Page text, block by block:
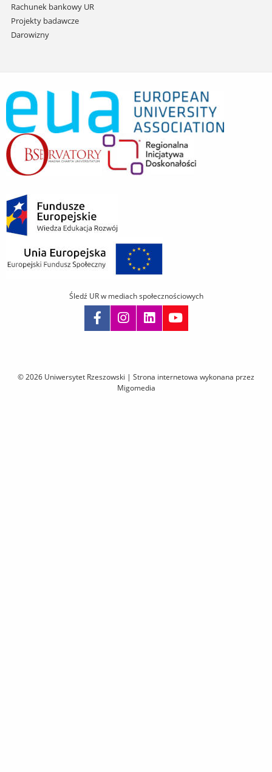
Rachunek bankowy UR
Projekty badawcze
Darowizny
© 2026 Uniwersytet Rzeszowski | Strona internetowa wykonana przez
Migomedia
Śledź UR w mediach społecznościowych
i
przejdź